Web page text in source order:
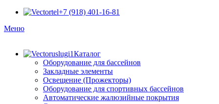
+7 (918) 401-16-81
Меню
Каталог
Оборудование для бассейнов
Закладные элементы
Освещение (Прожекторы)
Оборудование для спортивных бассейнов
Автоматические жалюзийные покрытия